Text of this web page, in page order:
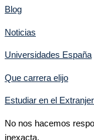
Blog
Noticias
Universidades España
Que carrera elijo
Estudiar en el
No nos hacemos
inexacta.